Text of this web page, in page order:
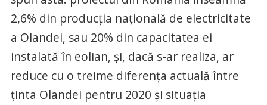
2,6% din producţia naţională de electricitate
a Olandei, sau 20% din capacitatea ei
instalată în eolian, şi, dacă s-ar realiza, ar
reduce cu o treime diferenţa actuală între
ţinta Olandei pentru 2020 şi situaţia